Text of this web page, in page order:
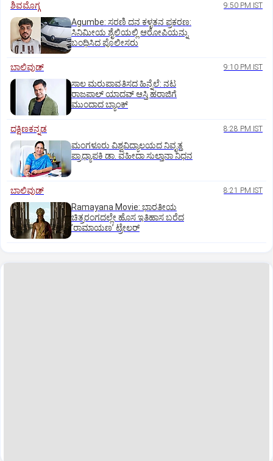
ಶಿವಮೊಗ್ಗ 9:50 PM IST
Agumbe: ಸರಣಿ ದನ ಕಳ್ಳತನ ಪ್ರಕರಣ:
ಸಿನಿಮೀಯ ಶೈಲಿಯಲ್ಲಿ ಆರೋಪಿಯನ್ನು
ಬಂಧಿಸಿದ ಪೊಲೀಸರು
ಬಾಲಿವುಡ್‌ 9:10 PM IST
ಸಾಲ ಮರುಪಾವತಿಸದ ಹಿನ್ನೆಲೆ: ನಟ
ರಾಜಪಾಲ್ ಯಾದವ್‌ ಆಸ್ತಿ ಹರಾಜಿಗೆ
ಮುಂದಾದ ಬ್ಯಾಂಕ್
ದಕ್ಷಿಣಕನ್ನಡ 8:28 PM IST
ಮಂಗಳೂರು ವಿಶ್ವವಿದ್ಯಾಲಯದ ನಿವೃತ್ತ
ಪ್ರಾಧ್ಯಾಪಕಿ ಡಾ. ವಹೀದಾ ಸುಲ್ತಾನಾ ನಿಧನ
ಬಾಲಿವುಡ್‌ 8:21 PM IST
Ramayana Movie: ಭಾರತೀಯ
ಚಿತ್ರರಂಗದಲ್ಲೇ ಹೊಸ ಇತಿಹಾಸ ಬರೆದ
ʼರಾಮಾಯಣʼ ಟ್ರೇಲರ್